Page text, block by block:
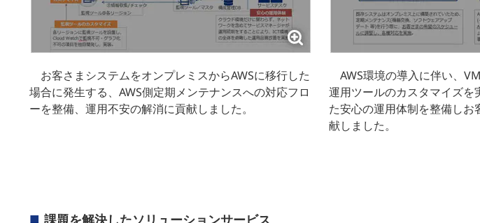
お客さまシステムをオンプレミスからAWSに移行した
場合に発生する、AWS側定期メンテナンスへの対応フロ
ーを整備、運用不安の解消に貢献しました。
AWS環境の導入に伴い、
運用ツールのカスタマイズを
た安心の運用体制を整備し
献しました。
課題を解決したソリューションサービス